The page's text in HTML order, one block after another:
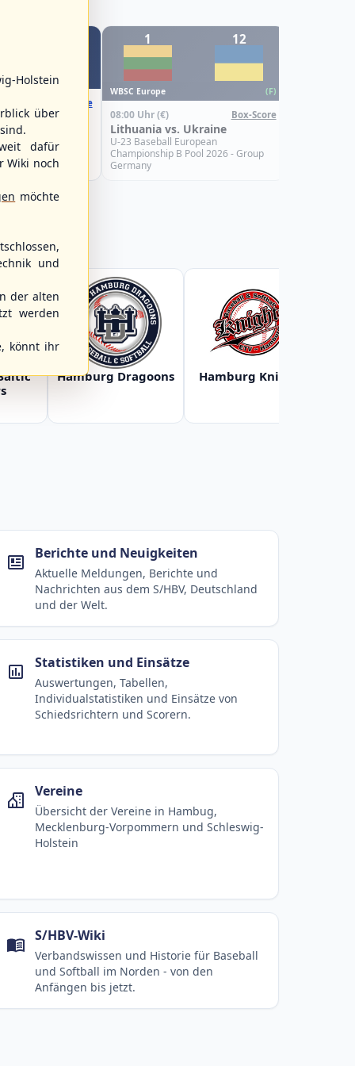
Box-Score
2026 - Group
1 12
WBSC Europe (F)
08:00 Uhr(€) Box-Score
Lithuania vs. Ukraine
U-23 Baseball European
Championship B Pool 2026 - Group
Germany
Hamburg Dragoons Hamburg Knights
Berichte und Neuigkeiten
Aktuelle Meldungen, Berichte und
Nachrichten aus dem S/HBV, Deutschland
und der Welt.
Statistiken und Einsätze
Auswertungen, Tabellen,
Individualstatistiken und Einsätze von
Schiedsrichtern und Scorern.
Vereine
Übersicht der Vereine in Hambug,
Mecklenburg-Vorpommern und Schleswig-
Holstein
S/HBV-Wiki
Verbandswissen und Historie für Baseball
und Softball im Norden - von den
Anfängen bis jetzt.
Holstein
über
dafür
Wiki noch
möchte
und
der alten
werden
könnt ihr